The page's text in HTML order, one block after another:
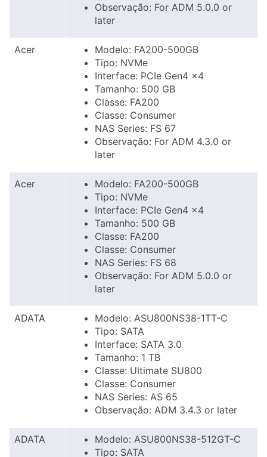
Observação: For ADM 5.0.0 or
later
Acer
Modelo: FA200-500GB
Tipo: NVMe
Interface: PCIe Gen4 x4
Tamanho: 500 GB
Classe: FA200
Classe: Consumer
NAS Series: FS 67
Observação: For ADM 4.3.0 or
later
Acer
Modelo: FA200-500GB
Tipo: NVMe
Interface: PCIe Gen4 x4
Tamanho: 500 GB
Classe: FA200
Classe: Consumer
NAS Series: FS 68
Observação: For ADM 5.0.0 or
later
ADATA
Modelo: ASU800NS38-1TT-C
Tipo: SATA
Interface: SATA 3.0
Tamanho: 1 TB
Classe: Ultimate SU800
Classe: Consumer
NAS Series: AS 65
Observação: ADM 3.4.3 or later
ADATA
Modelo: ASU800NS38-512GT-C
Tipo: SATA